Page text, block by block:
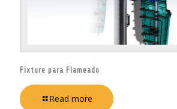
Fixture para Flameado
Read more